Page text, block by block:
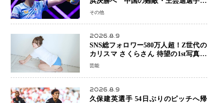
撃破「ここからまた行くぞ」兄・智和
その他
2026.8.9
SNS総フォロワー580万人超！Z世代の
カリスマ さくらさん 待望の1st写真集
が11月5日発売決定 沖縄で“今しか残
芸能
2026.8.9
久保建英選手 54日ぶりのピッチへ帰